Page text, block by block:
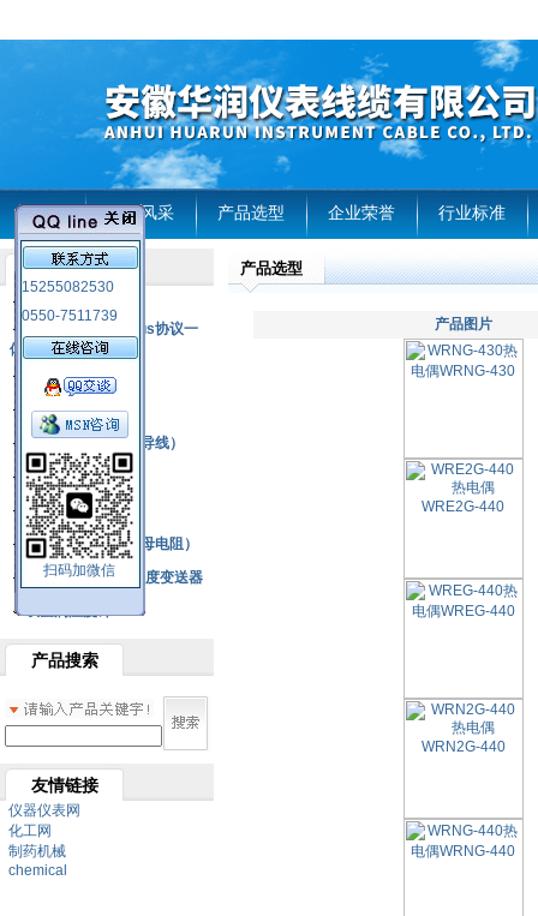
首页 企业风采 产品选型 企业荣誉 行业标准
15255082530
0550-7511739
扫码加微信
产品列表
RS485通讯modbus协议一
体化现场智能仪表
热电偶
压力式温度计
热电偶补偿电缆（导线）
振动传感器
热电阻
铂热电阻元件（云母电阻）
SBW系列一体化温度变送器
双金属温度计
产品搜索
友情链接
仪器仪表网
化工网
制药机械
chemical
产品选型
产品图片